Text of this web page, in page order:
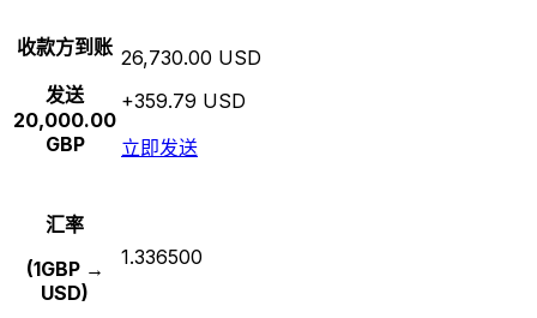
收款方到账
发送
20,000.00
GBP
26,730.00 USD
+359.79 USD
立即发送
汇率
(1GBP →
USD)
1.336500